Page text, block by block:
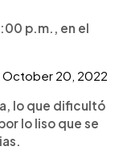
p.m., en el
October 20, 2022
lo que dificultó
lo liso que se